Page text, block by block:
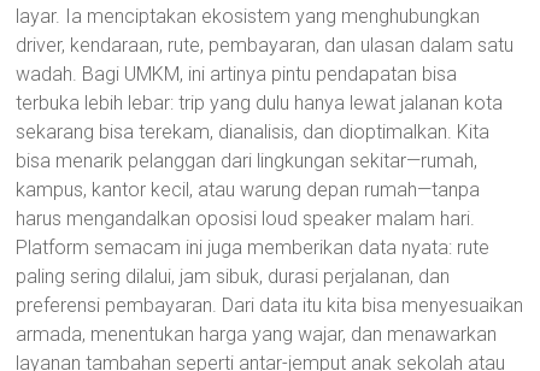
layar. Ia menciptakan ekosistem yang menghubungkan
driver, kendaraan, rute, pembayaran, dan ulasan dalam satu
wadah. Bagi UMKM, ini artinya pintu pendapatan bisa
terbuka lebih lebar: trip yang dulu hanya lewat jalanan kota
sekarang bisa terekam, dianalisis, dan dioptimalkan. Kita
bisa menarik pelanggan dari lingkungan sekitar—rumah,
kampus, kantor kecil, atau warung depan rumah—tanpa
harus mengandalkan oposisi loud speaker malam hari.
Platform semacam ini juga memberikan data nyata: rute
paling sering dilalui, jam sibuk, durasi perjalanan, dan
preferensi pembayaran. Dari data itu kita bisa menyesuaikan
armada, menentukan harga yang wajar, dan menawarkan
layanan tambahan seperti antar-jemput anak sekolah atau